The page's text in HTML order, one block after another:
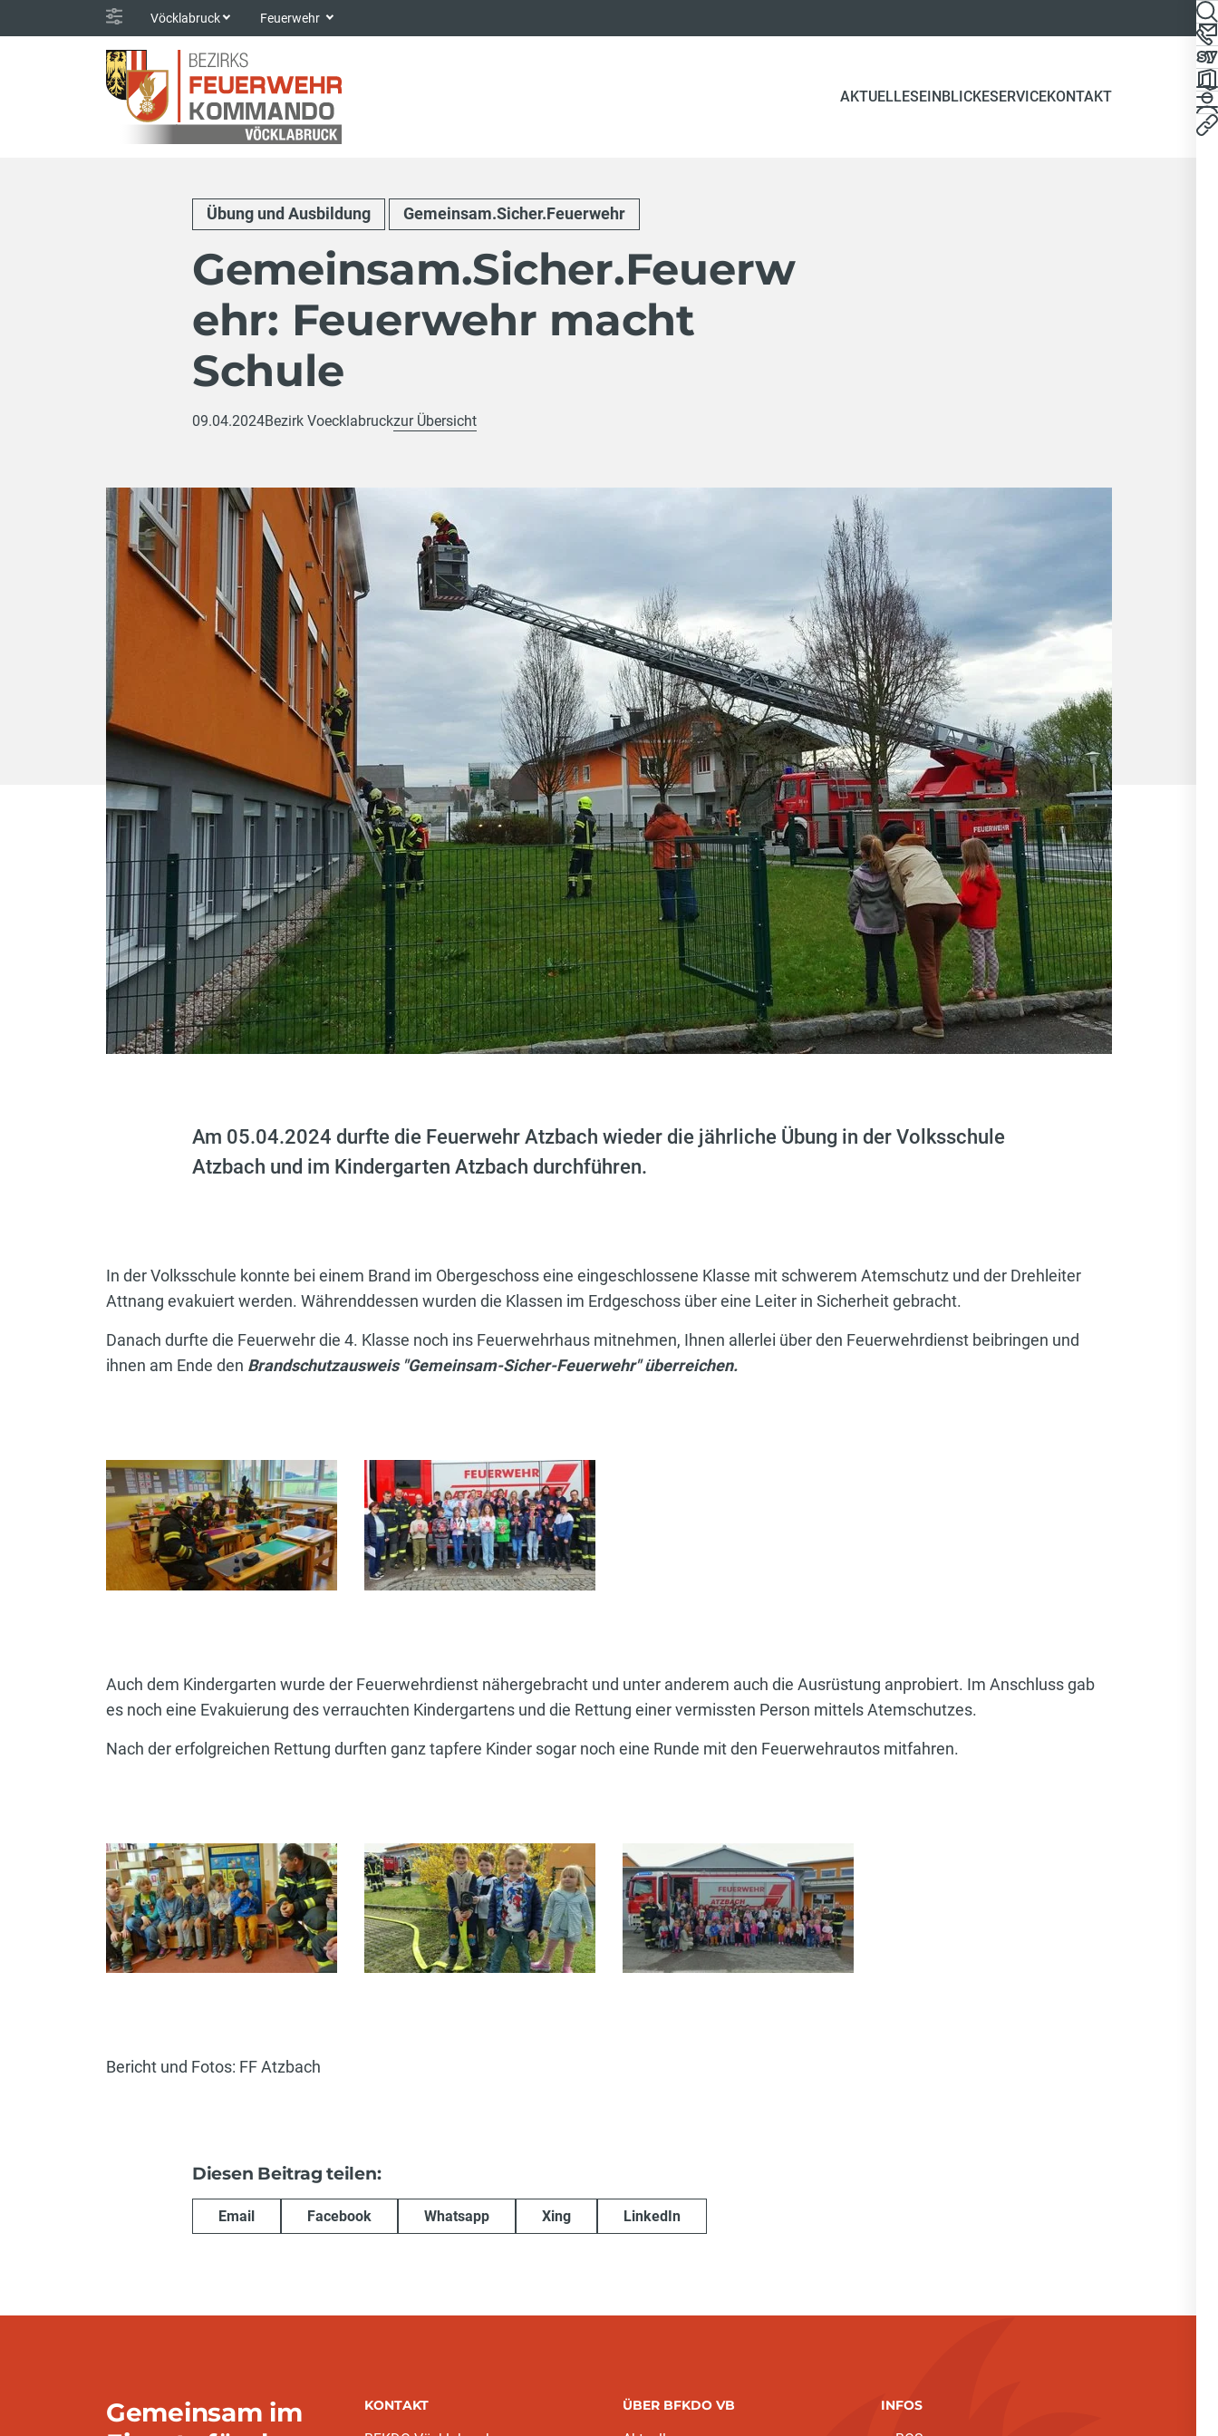
Vöcklabruck Feuerwehr
AKTUELLESEINBLICKESERVICEKONTAKT
Übung und Ausbildung Gemeinsam.Sicher.Feuerwehr
Gemeinsam.Sicher.Feuerw
ehr: Feuerwehr macht
Schule
09.04.2024Bezirk Voecklabruckzur Übersicht
Am 05.04.2024 durfte die Feuerwehr Atzbach wieder die jährliche Übung in der Volksschule
Atzbach und im Kindergarten Atzbach durchführen.
In der Volksschule konnte bei einem Brand im Obergeschoss eine eingeschlossene Klasse mit schwerem Atemschutz und der Drehleiter
Attnang evakuiert werden. Währenddessen wurden die Klassen im Erdgeschoss über eine Leiter in Sicherheit gebracht.
Danach durfte die Feuerwehr die 4. Klasse noch ins Feuerwehrhaus mitnehmen, Ihnen allerlei über den Feuerwehrdienst beibringen und
ihnen am Ende den Brandschutzausweis "Gemeinsam-Sicher-Feuerwehr" überreichen.
Auch dem Kindergarten wurde der Feuerwehrdienst nähergebracht und unter anderem auch die Ausrüstung anprobiert. Im Anschluss gab
es noch eine Evakuierung des verrauchten Kindergartens und die Rettung einer vermissten Person mittels Atemschutzes.
Nach der erfolgreichen Rettung durften ganz tapfere Kinder sogar noch eine Runde mit den Feuerwehrautos mitfahren.
Bericht und Fotos: FF Atzbach
Diesen Beitrag teilen:
Email Facebook Whatsapp Xing LinkedIn
Gemeinsam im
KONTAKT ÜBER BFKDO VB INFOS